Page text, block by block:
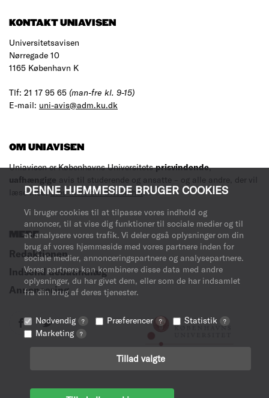
DENNE HJEMMESIDE BRUGER COOKIES
Vi bruger cookies til at tilpasse vores indhold og
annoncer, til at vise dig funktioner til sociale medier og til
at analysere vores trafik. Vi deler også oplysninger om din
brug af vores hjemmeside med vores partnere inden for
sociale medier, annonceringspartnere og analysepartnere.
Vores partnere kan kombinere disse data med andre
oplysninger, du har givet dem, eller som de har indsamlet
fra din brug af deres tjenester.
Nødvendig ? Præferencer ? Statistik ?
Marketing ?
Tillad valgte
KONTAKT UNIAVISEN
Universitetsavisen
Nørregade 10
1165 København K
Tlf: 21 17 95 65 (man-fre kl. 9-15)
E-mail: uni-avis@adm.ku.dk
OM UNIAVISEN
Uniavisen er Københavns Universitetsprisvindende,
uafhængige avis til studerende og ansatte – og alle andre, der vil
læse med.Læs mere om avisen her.
MERE
Redaktionen
Indsend debatindlæg
Annoncering